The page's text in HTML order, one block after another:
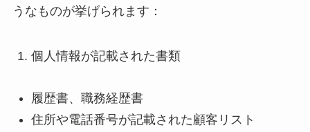
うなものが挙げられます：
個人情報が記載された書類
履歴書、職務経歴書
住所や電話番号が記載された顧客リスト